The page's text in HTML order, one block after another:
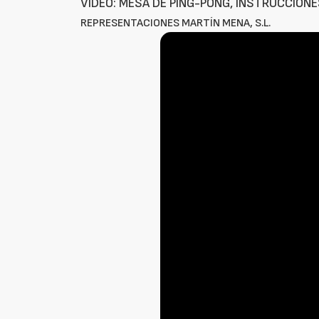
VÍDEO: MESA DE PING-PONG,
REPRESENTACIONES MARTÍN MENA, S.L.